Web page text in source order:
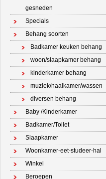
gesneden
Specials
Behang soorten
Badkamer keuken behang
woon/slaapkamer behang
kinderkamer behang
muziek/naaikamer/wassen
diversen behang
Baby /Kinderkamer
Badkamer/Toilet
Slaapkamer
Woonkamer-eet-studeer-hal
Winkel
Beroepen